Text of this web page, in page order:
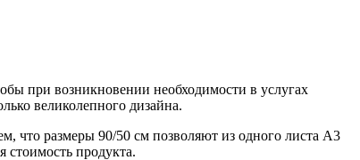
при возникновении необходимости в услугах
великолепного дизайна.
что размеры 90/50 см позволяют из одного листа А3
стоимость продукта.